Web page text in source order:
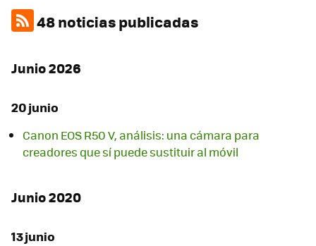
48 noticias publicadas
Junio 2026
20 junio
Canon EOS R50 V, análisis: una cámara para
creadores que sí puede sustituir al móvil
Junio 2020
13 junio